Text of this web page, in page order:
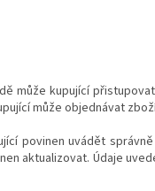
může kupující
může objednávat
povinen uvádět
aktualizovat. Údaje